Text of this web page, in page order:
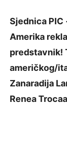
Sjednica PIC
Amerika
predstavnik!
američkog/
Zanaradija
Renea